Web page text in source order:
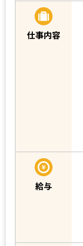
仕事内容
給与